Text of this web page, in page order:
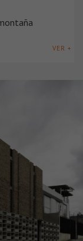
VER +